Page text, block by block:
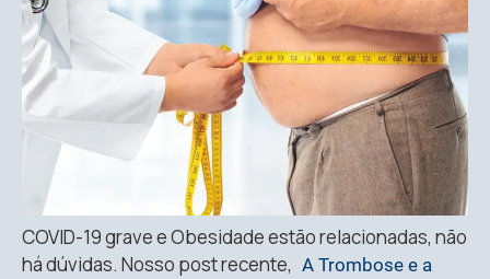
COVID-19 grave e Obesidade estão relacionadas, não
há dúvidas. Nosso post recente, A Trombose e a